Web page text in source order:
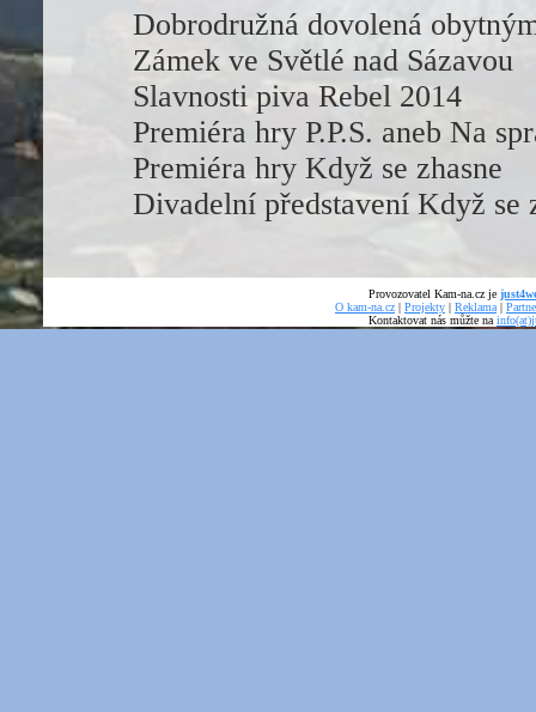
Dobrodružná dovolená
Zámek ve Světlé nad Sázavou
Slavnosti piva Rebel 2014
Premiéra hry P.P.S. aneb Na
Premiéra hry Když se zhasne
Divadelní představení Když se
Provozovatel Kam-na.cz je
O kam-na.cz | Projekty | Reklama |
Kontaktovat nás můžte na